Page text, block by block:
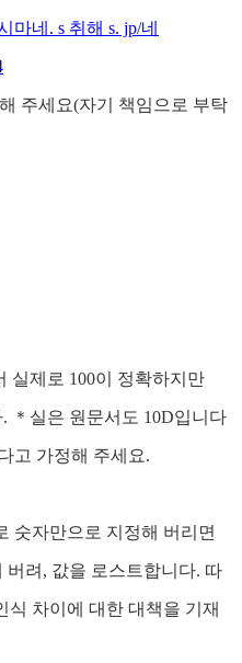
마네. s 취해 s. jp/네
주세요(자기 책임으로 부탁
실제로 100이 정확하지만
＊실은 원문서도 10D입니다
고 가정해 주세요.
숫자만으로 지정해 버리면
버려, 값을 로스트합니다. 따
식 차이에 대한 대책을 기재